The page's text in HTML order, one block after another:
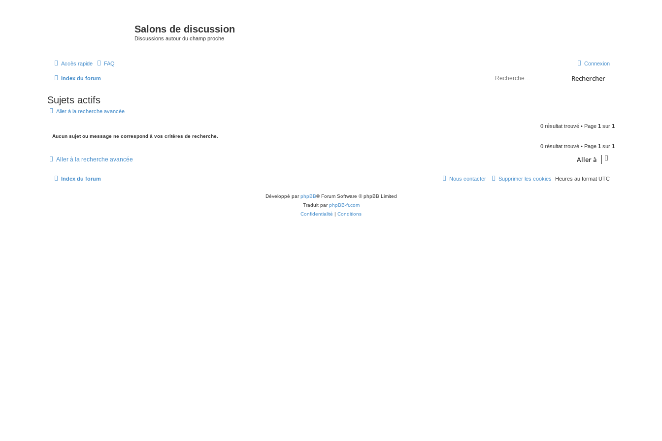
Salons de discussion
Discussions autour du champ proche
Accès rapide FAQ Connexion
Index du forum Rechercher
Sujets actifs
Aller à la recherche avancée
0 résultat trouvé • Page 1 sur 1
Aucun sujet ou message ne correspond à vos critères de recherche.
0 résultat trouvé • Page 1 sur 1
Aller à la recherche avancée Aller à
Index du forum Heures au format UTC
Supprimer les cookies
Nous contacter
Développé parphpBB® Forum Software © phpBB Limited
Traduit parphpBB-fr.com
Confidentialité | Conditions